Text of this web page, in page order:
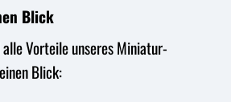
Blick
Vorteile unseres Miniatur-
Blick: